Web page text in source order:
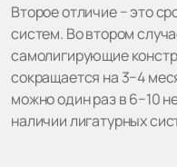
Второе отличие − это
систем. Во втором
самолигирующие
сокращается на 3−4
можно один раз в 6−10
наличии лигатурных